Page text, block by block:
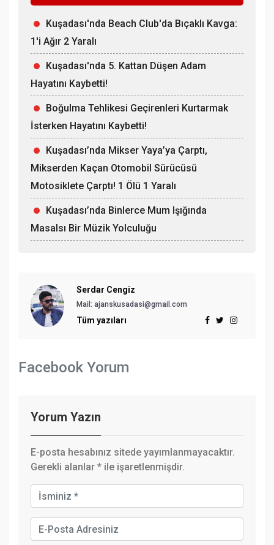
Kuşadası'nda Beach Club'da Bıçaklı Kavga:
1'i Ağır 2 Yaralı
Kuşadası'nda 5. Kattan Düşen Adam
Hayatını Kaybetti!
Boğulma Tehlikesi Geçirenleri Kurtarmak
İsterken Hayatını Kaybetti!
Kuşadası’nda Mikser Yaya’ya Çarptı,
Mikserden Kaçan Otomobil Sürücüsü
Motosiklete Çarptı! 1 Ölü 1 Yaralı
Kuşadası’nda Binlerce Mum Işığında
Masalsı Bir Müzik Yolculuğu
Serdar Cengiz
Mail: ajanskusadasi@gmail.com
Tüm yazıları
Facebook Yorum
Yorum Yazın
E-posta hesabınız sitede yayımlanmayacaktır.
Gerekli alanlar * ile işaretlenmişdir.